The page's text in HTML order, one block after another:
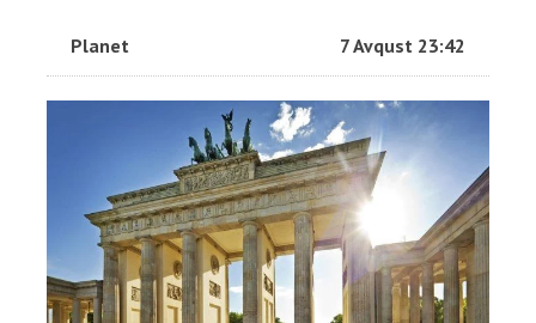
Planet 7 Avqust 23:42